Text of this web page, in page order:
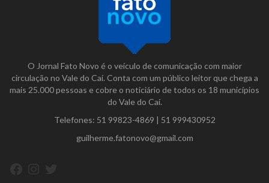
O Jornal Fato Novo é o veículo de comunicação com maior
circulação no Vale do Caí. Conta com um público leitor que chega a
mais 25.000 pessoas e cobre o noticiário de todos os 18 municípios
do Vale do Caí.
Telefones: 51 99823-4869 | 51 999430952
guilherme.fatonovo@gmail.com